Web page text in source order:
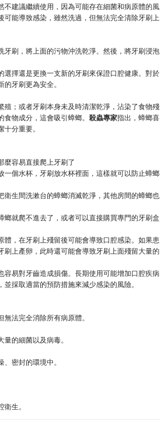
建議繼續使用，因為可能存在細菌和病原體的風
能導致感染，雖然洗過，但無法完全清除牙刷上
刷，將上面的污物沖洗乾淨。然後，將牙刷浸泡
擇還是更換一支新的牙刷來保證口腔健康。對於
牙刷更為安全。
；或者牙刷本身未及時清潔乾淨，沾染了食物殘
物成分，這會吸引蟑螂。 殺蟲專家指出，蟑螂喜
分重要。
麼容易直接爬上牙刷了
一個水杯，牙刷放水杯裡面，這樣就可以防止蟑螂
衛生間洗漱台的蟑螂消滅乾淨，其他房間的蟑螂也
螂就爬不進去了，或者可以直接購買專門的牙刷盒
，在牙刷上殘留後可能會導致口腔感染。如果患
上產卵，此時還可能會導致牙刷上面殘留大量的
易對牙齒造成損傷。長期使用可能增加口腔疾病
採取適當的預防措施來減少感染的風險。
法完全消除所有病原體。
的細菌以及病毒。
密封的環境中。
生。